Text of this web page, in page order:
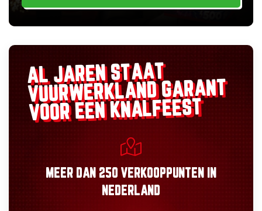
AL JAREN STAAT
VUURWERKLANDGARANT
VOOR EEN KNALFEEST
MEER DAN 250 VERKOOPPUNTEN
IN
NEDERLAND